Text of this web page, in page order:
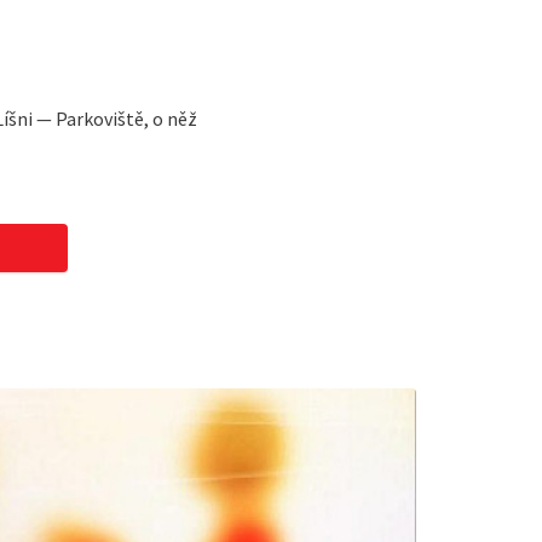
— Parkoviště, o něž